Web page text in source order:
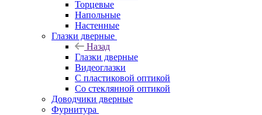
Торцевые
Напольные
Настенные
Глазки дверные
Назад
Глазки дверные
Видеоглазки
С пластиковой оптикой
Со стеклянной оптикой
Доводчики дверные
Фурнитура